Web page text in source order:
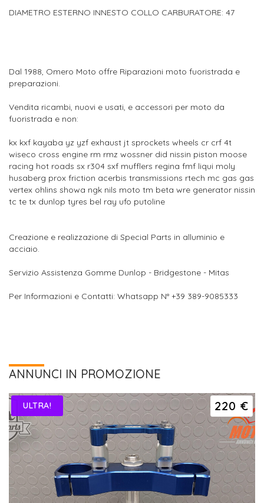
DIAMETRO ESTERNO INNESTO COLLO CARBURATORE: 47
Dal 1988, Omero Moto offre Riparazioni moto fuoristrada e
preparazioni.
Vendita ricambi, nuovi e usati, e accessori per moto da
fuoristrada e non:
kx kxf kayaba yz yzf exhaust jt sprockets wheels cr crf 4t
wiseco cross engine rm rmz wossner did nissin piston moose
racing hot roads sx r304 sxf mufflers regina fmf liqui moly
husaberg prox friction acerbis transmissions rtech mc gas gas
vertex ohlins showa ngk nils moto tm beta wre generator nissin
tc te tx dunlop tyres bel ray ufo putoline
Creazione e realizzazione di Special Parts in alluminio e
acciaio.
Servizio Assistenza Gomme Dunlop - Bridgestone - Mitas
Per Informazioni e Contatti: Whatsapp N° +39 389-9085333
ANNUNCI IN PROMOZIONE
220 €
ULTRA!